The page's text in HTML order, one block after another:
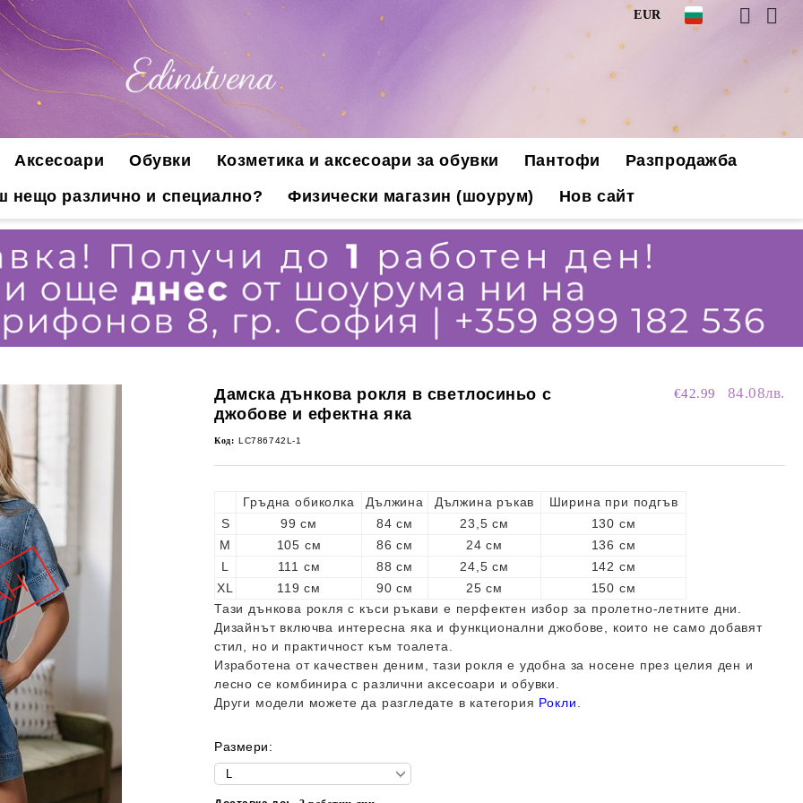
EUR
Аксесоари Обувки Козметика и аксесоари за обувки Пантофи
Разпродажба
нещо различно и специално?
Физически магазин (шоурум) Нов сайт
Дамска дънкова рокля в светлосиньо с
джобове и ефектна яка
€42.99 84.08лв.
Код: LC786742L-1
Гръдна обиколка Дължина Дължина ръкав
Ширина при подгъв
S
99 см 84 см 23,5 см
130 см
M
105 см 86 см 24 см
136 см
L
111 см 88 см 24,5 см
142 см
XL
119 см 90 см 25 см
150 см
Тази дънкова рокля с къси ръкави е перфектен избор за пролетно-летните дни.
Дизайнът включва интересна яка и функционални джобове, които не само добавят
стил, но и практичност към тоалета.
Изработена от качествен деним, тази рокля е удобна за носене през целия ден и
лесно се комбинира с различни аксесоари и обувки.
Други модели можете да разгледате в категория Рокли
Размери: